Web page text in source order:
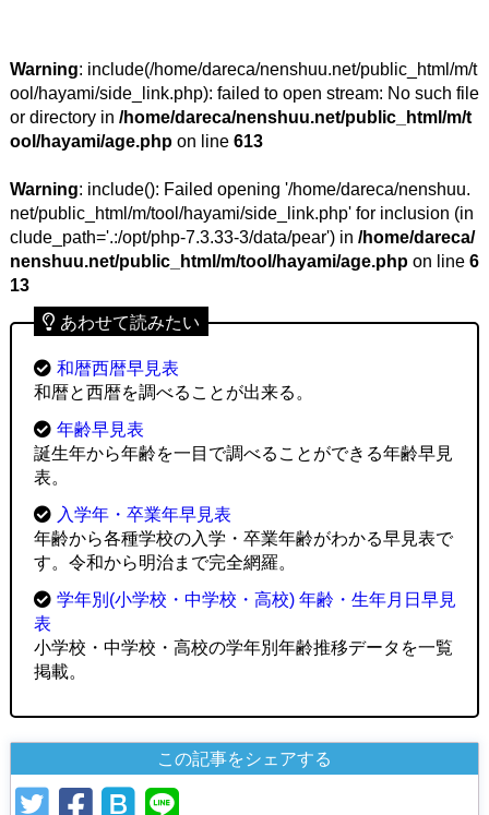
Warning: include(/home/dareca/nenshuu.net/public_html/m/t
ool/hayami/side_link.php): failed to open stream: No such file
or directory in /home/dareca/nenshuu.net/public_html/m/t
ool/hayami/age.phpon line 613
Warning: include(): Failed opening '/home/dareca/nenshuu.
net/public_html/m/tool/hayami/side_link.php' for inclusion (in
clude_path='.:/opt/php-7.3.33-3/data/pear') in /home/dareca/
nenshuu.net/public_html/m/tool/hayami/age.phpon line 6
13
あわせて読みたい
和暦西暦早見表
和暦と西暦を調べることが出来る。
年齢早見表
誕生年から年齢を一目で調べることができる年齢早見
表。
入学年・卒業年早見表
年齢から各種学校の入学・卒業年齢がわかる早見表で
す。令和から明治まで完全網羅。
学年別(小学校・中学校・高校) 年齢・生年月日早見
表
小学校・中学校・高校の学年別年齢推移データを一覧
掲載。
この記事をシェアする